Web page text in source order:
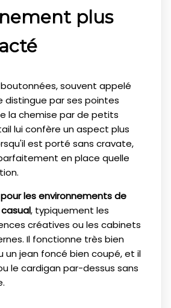
plus
souvent appelé
distingue par ses pointes
la chemise par de petits
lui confère un aspect plus
est porté sans cravate,
en place quelle
les environnements de
, typiquement les
créatives ou les cabinets
Il fonctionne très bien
un jean foncé bien coupé, et il
le cardigan par-dessus sans